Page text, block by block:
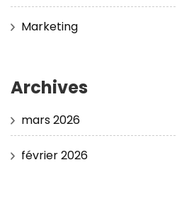
Marketing
Archives
mars 2026
février 2026